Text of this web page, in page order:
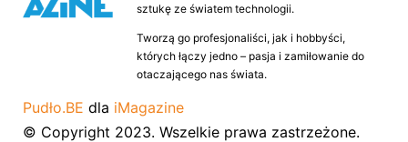
sztukę ze światem technologii.
Tworzą go profesjonaliści, jak i hobbyści,
których łączy jedno – pasja i zamiłowanie do
otaczającego nas świata.
Pudło.BE dla iMagazine
© Copyright 2023. Wszelkie prawa zastrzeżone.